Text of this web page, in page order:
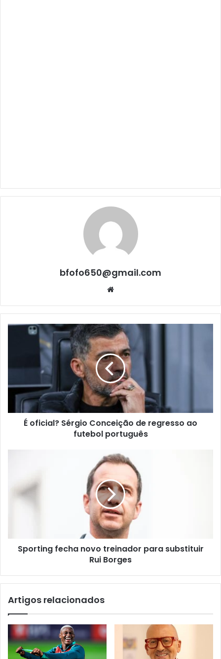
bfofo650@gmail.com
Website
É oficial? Sérgio Conceição de regresso ao
futebol português
Sporting fecha novo treinador para substituir
Rui Borges
Artigos relacionados